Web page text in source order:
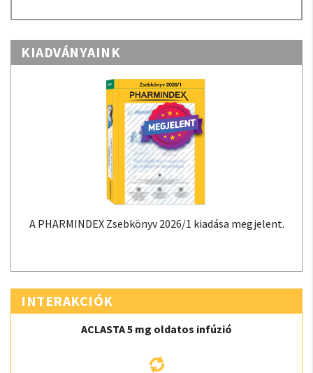
KIADVÁNYAINK
A PHARMINDEX Zsebkönyv 2026/1 kiadása megjelent.
INTERAKCIÓK
ACLASTA 5 mg oldatos infúzió